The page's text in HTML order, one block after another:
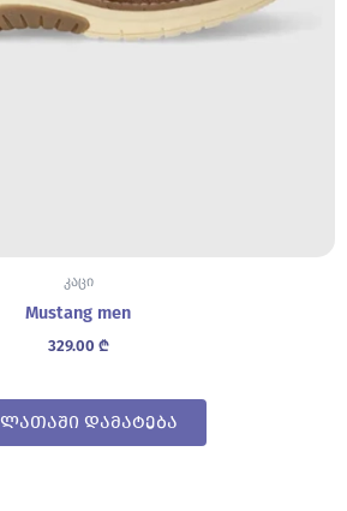
კაცი
Mustang men
329.00 ₾
დამატება